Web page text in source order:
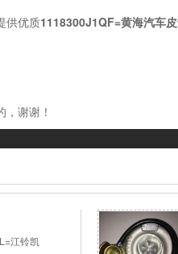
供优质1118300J1QF=黄海汽车
谢谢！
江铃凯